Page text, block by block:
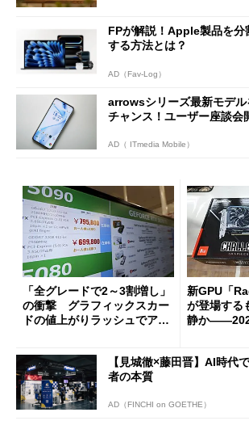
FPが解説！Apple製品を分
する方法とは？
AD（Fav-Log）
arrowsシリーズ最新モデル
チャンス！ユーザー座談会
AD（ ITmedia Mobile）
「全グレードで2～3割増し」
の衝撃 グラフィックスカー
ドの値上がりラッシュでアキ
新GPU「
が登場する
静か
【見城徹×藤田晋】AI時代
者の本質
AD（FINCHI on GOETHE）